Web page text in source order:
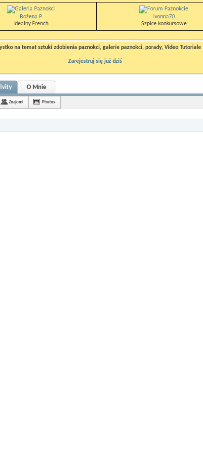
Bożena P
Idealny French
Ivonna70
Szpice konkursowe
na temat sztuki zdobienia paznokci, galerie paznokci, porady, Video Tutoriale
Zarejestruj się już dziś
O Mnie
Znajomi Photos